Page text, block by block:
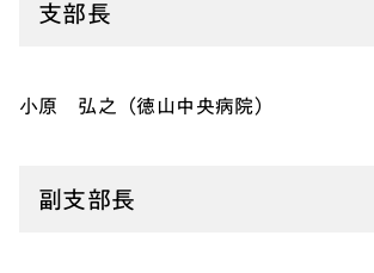
支部長
小原 弘之（徳山中央病院）
副支部長